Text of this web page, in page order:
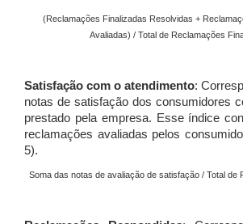
(Reclamações Finalizadas Resolvidas +
Avaliadas) / Total de Reclamações
Satisfação com o atendimento:
notas de satisfação dos consumidores
prestado pela empresa. Esse índice
reclamações avaliadas pelos
5).
Soma das notas de avaliação de satisfação / Total de